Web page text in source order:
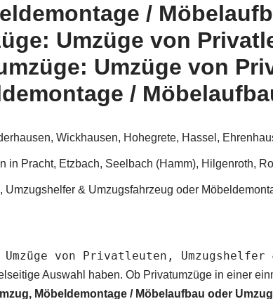
/
Umzüge von
Umzüge von
/
Wickhausen, Hohegrete, Hassel,
in Pracht, Etzbach, Seelbach (Hamm), Hilgenroth,
& Umzugsfahrzeug oder
von Privatleuten, Umzugshelfer
Auswahl haben. Ob Privatumzüge in einer
Möbeldemontage / Möbelaufbau oder